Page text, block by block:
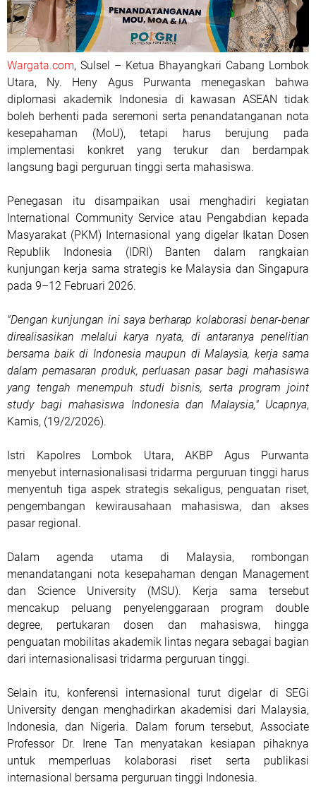
Wargata.com, Sulsel – Ketua Bhayangkari Cabang Lombok
Utara, Ny. Heny Agus Purwanta menegaskan bahwa
diplomasi akademik Indonesia di kawasan ASEAN tidak
boleh berhenti pada seremoni serta penandatanganan nota
kesepahaman (MoU), tetapi harus berujung pada
implementasi konkret yang terukur dan berdampak
langsung bagi perguruan tinggi serta mahasiswa.
Penegasan itu disampaikan usai menghadiri kegiatan
International Community Service atau Pengabdian kepada
Masyarakat (PKM) Internasional yang digelar Ikatan Dosen
Republik Indonesia (IDRI) Banten dalam rangkaian
kunjungan kerja sama strategis ke Malaysia dan Singapura
pada 9–12 Februari 2026.
"Dengan kunjungan ini saya berharap kolaborasi benar-benar
direalisasikan melalui karya nyata, di antaranya penelitian
bersama baik di Indonesia maupun di Malaysia, kerja sama
dalam pemasaran produk, perluasan pasar bagi mahasiswa
yang tengah menempuh studi bisnis, serta program joint
study bagi mahasiswa Indonesia dan Malaysia," Ucapnya,
Kamis, (19/2/2026).
Istri Kapolres Lombok Utara, AKBP Agus Purwanta
menyebut internasionalisasi tridarma perguruan tinggi harus
menyentuh tiga aspek strategis sekaligus, penguatan riset,
pengembangan kewirausahaan mahasiswa, dan akses
pasar regional.
Dalam agenda utama di Malaysia, rombongan
menandatangani nota kesepahaman dengan Management
dan Science University (MSU). Kerja sama tersebut
mencakup peluang penyelenggaraan program double
degree, pertukaran dosen dan mahasiswa, hingga
penguatan mobilitas akademik lintas negara sebagai bagian
dari internasionalisasi tridarma perguruan tinggi.
Selain itu, konferensi internasional turut digelar di SEGi
University dengan menghadirkan akademisi dari Malaysia,
Indonesia, dan Nigeria. Dalam forum tersebut, Associate
Professor Dr. Irene Tan menyatakan kesiapan pihaknya
untuk memperluas kolaborasi riset serta publikasi
internasional bersama perguruan tinggi Indonesia.